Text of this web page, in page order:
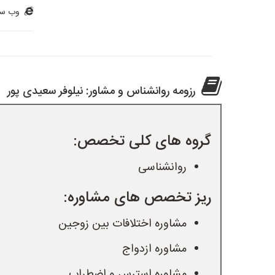
وب
رزومه روانشناس و مشاور: نیلوفر سعیدی پور
گروه های کلی تخصص:
روانشناسی
ریز تخصص های مشاوره:
مشاوره اختلافات بین زوجین
مشاوره ازدواج